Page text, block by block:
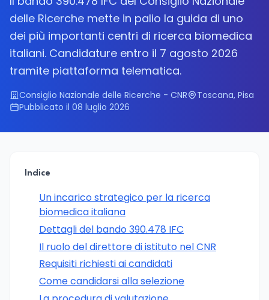
delle Ricerche mette in palio la guida di uno
dei più importanti centri di ricerca biomedica
italiani. Candidature entro il 7 agosto 2026
tramite piattaforma telematica.
Consiglio Nazionale delle Ricerche - CNR
Toscana, Pisa
Pubblicato il 08 luglio 2026
Indice
Un incarico strategico per la ricerca
biomedica italiana
Dettagli del bando 390.478 IFC
Il ruolo del direttore di istituto nel CNR
Requisiti richiesti ai candidati
Come candidarsi alla selezione